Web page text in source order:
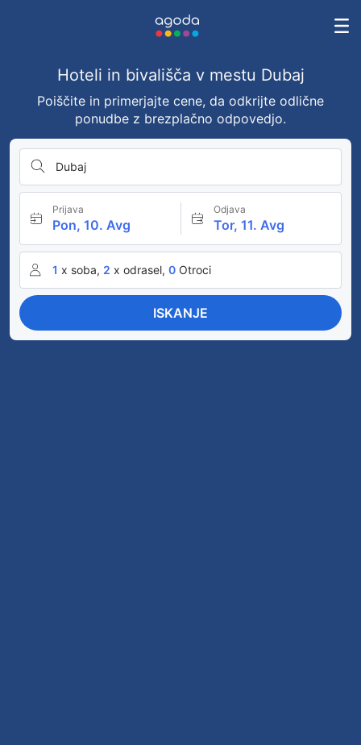
Hoteli in bivališča v mestu Dubaj
Poiščite in primerjajte cene, da odkrijte odlične
ponudbe z brezplačno odpovedjo.
Dubaj
Prijava
Pon, 10. Avg
Odjava
Tor, 11. Avg
1 x soba, 2 x odrasel, 0 Otroci
ISKANJE